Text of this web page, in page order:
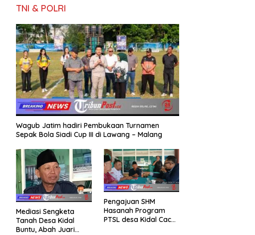
TNI & POLRI
Wagub Jatim hadiri Pembukaan Turnamen
Sepak Bola Siadi Cup III di Lawang – Malang
Mediasi Sengketa
Tanah Desa Kidal
Buntu, Abah Juari
Pengajuan SHM
Hasanah Program
PTSL desa Kidal Cacat